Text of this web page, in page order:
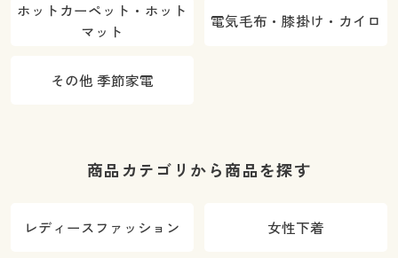
ホットカーペット・ホット
マット
電気毛布・膝掛け・カイロ
その他 季節家電
商品カテゴリから商品を探す
レディースファッション 女性下着